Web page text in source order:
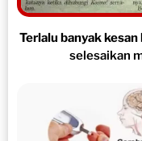
Terlalu banyak
selesaikan